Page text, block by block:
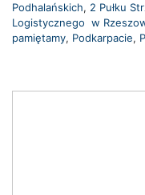
Podhalańskich, 2 Pułku
Logistycznego w
pamiętamy, Podkarpacie,